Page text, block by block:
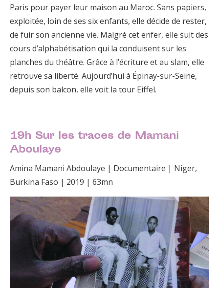
Paris pour payer leur maison au Maroc. Sans papiers,
exploitée, loin de ses six enfants, elle décide de rester,
de fuir son ancienne vie. Malgré cet enfer, elle suit des
cours d’alphabétisation qui la conduisent sur les
planches du théâtre. Grâce à l’écriture et au slam, elle
retrouve sa liberté. Aujourd’hui à Épinay-sur-Seine,
depuis son balcon, elle voit la tour Eiffel.
19h Sur les traces de Mamani
Aboulaye
Amina Mamani Abdoulaye | Documentaire | Niger,
Burkina Faso | 2019 | 63mn